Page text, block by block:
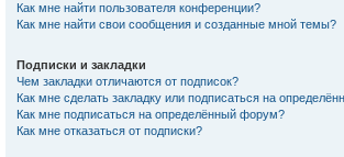
Как мне найти пользователя конференции?
Как мне найти свои сообщения и созданные мной темы?
Подписки и закладки
Чем закладки отличаются от подписок?
Как мне сделать закладку или подписаться на
Как мне подписаться на определённый форум?
Как мне отказаться от подписки?